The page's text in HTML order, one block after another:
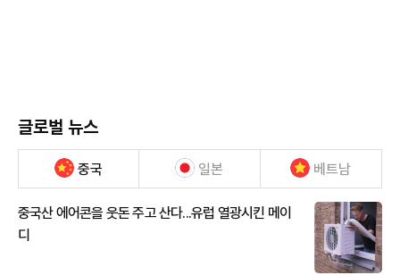
글로벌 뉴스
중국 일본 베트남
중국산 에어콘을 웃돈 주고 산다...유럽 열광시킨 메이
디